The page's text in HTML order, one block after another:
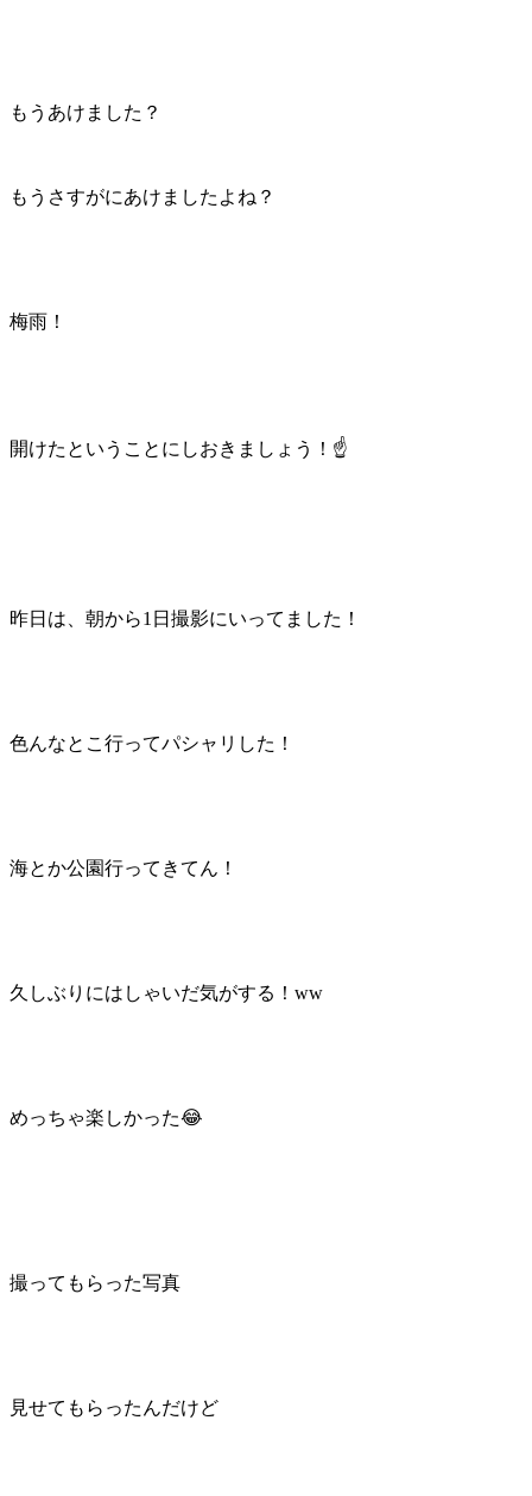
もうあけました？
もうさすがにあけましたよね？
梅雨！
開けたということにしおきましょう！☝️
昨日は、朝から1日撮影にいってました！
色んなとこ行ってパシャリした！
海とか公園行ってきてん！
久しぶりにはしゃいだ気がする！ww
めっちゃ楽しかった😂
撮ってもらった写真
見せてもらったんだけど